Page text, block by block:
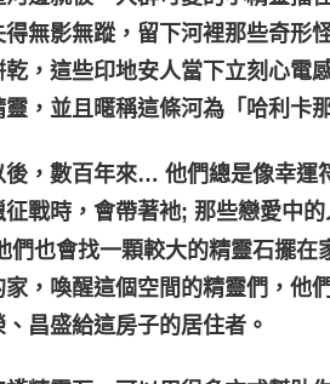
得無影無蹤，留下河裡那些奇形
乾，這些印地安人當下立刻心電
靈，並且暱稱這條河為「哈利卡
後，數百年來… 他們總是像幸運
征戰時，會帶著衪; 那些戀愛中
們也會找一顆較大的精靈石擺
家，喚醒這個空間的精靈們，他
昌盛給這房子的居住者。